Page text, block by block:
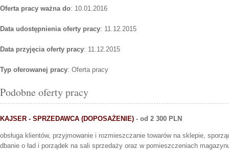
Oferta pracy ważna do: 10.01.2016
Data udostępnienia oferty pracy: 11.12.2015
Data przyjęcia oferty pracy: 11.12.2015
Typ oferowanej pracy: Oferta pracy
Podobne oferty pracy
KAJSER - SPRZEDAWCA (DOPOSAŻENIE) - od 2 300 PLN
obsługa klientów, przyjmowanie i rozmieszczanie towarów na sklepie,
dbanie o ład i porządek na sali sprzedaży oraz w pomieszczeniach